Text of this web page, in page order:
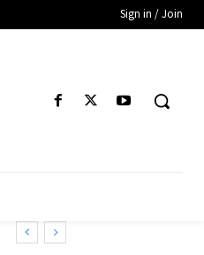
Sign in / Join